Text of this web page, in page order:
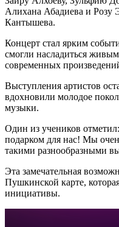
Алихана Абадиева и Розу
Кантышева.
Концерт стал ярким
смогли насладиться
современных
Выступления артистов
вдохновили молодое
музыки.
Один из учеников
подарком для нас! Мы
такими разнообразными
Эта замечательная
Пушкинской карте,
инициативы.